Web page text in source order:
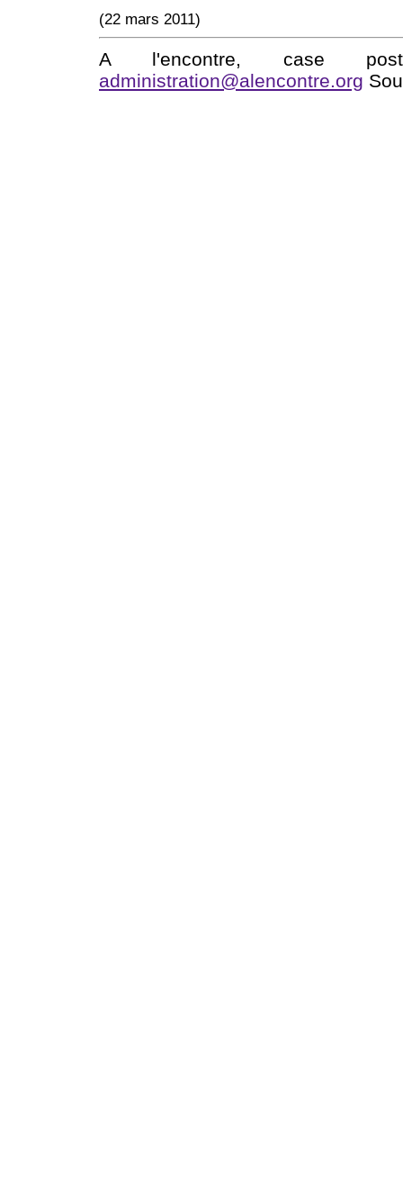
(22 mars 2011)
A l'encontre, case
administration@alencontre.org